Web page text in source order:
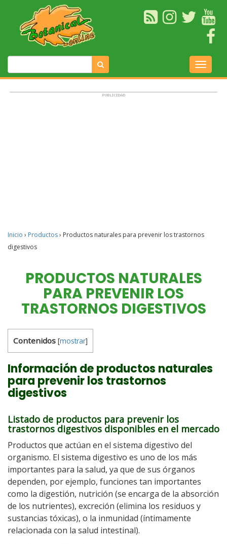
Inicio › Productos› Productos naturales para prevenir los trastornos
digestivos
PRODUCTOS NATURALES
PARA PREVENIR LOS
TRASTORNOS DIGESTIVOS
Contenidos [mostrar]
Información de productos naturales
para prevenir los trastornos
digestivos
Listado de productos para prevenir los
trastornos digestivos disponibles en el mercado
Productos que actúan en el sistema digestivo del
organismo. El sistema digestivo es uno de los más
importantes para la salud, ya que de sus órganos
dependen, por ejemplo, funciones tan importantes
como la digestión, nutrición (se encarga de la absorción
de los nutrientes), excreción (elimina los residuos y
sustancias tóxicas), o la inmunidad (íntimamente
relacionada con la salud intestinal).